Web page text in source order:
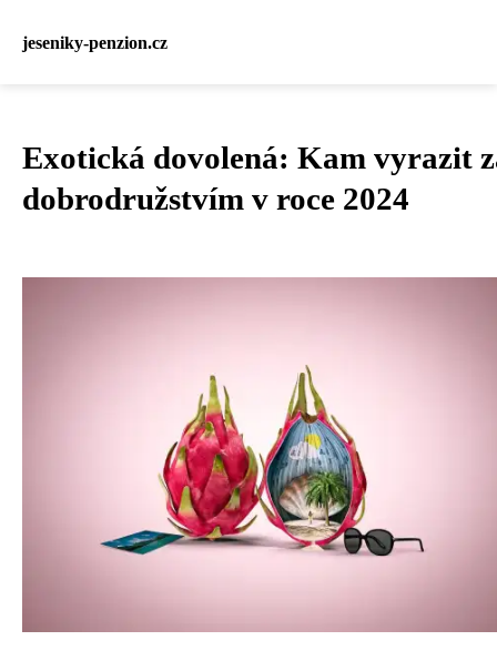
jeseniky-penzion.cz
Exotická dovolená: Kam vyrazit
dobrodružstvím v roce 2024